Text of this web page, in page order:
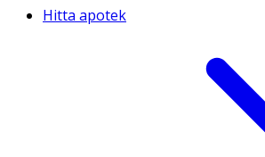
Hitta apotek